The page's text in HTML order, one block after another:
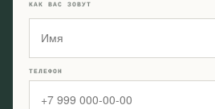
КАК ВАС ЗОВУТ
ТЕЛЕФОН